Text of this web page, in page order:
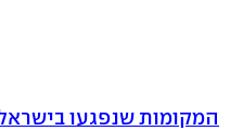
המקומות שנפגעו